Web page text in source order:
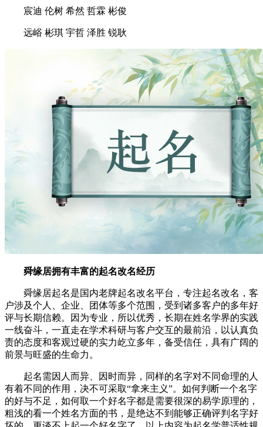
宸迪 伦树 希然 哲霖 彬俊
远峪 彬琪 宇哲 泽胜 锐耿
舜缘居拥有丰富的起名改名经历
舜缘居起名是国内老牌起名改名平台，专注起名改名，客
户涉及个人、企业、团体等多个范围，受到诸多客户的多年好
评与长期信赖。因为专业，所以优秀，长期在姓名学界的实践
一线奋斗，一直走在学术科研与客户交互的最前沿，以认真负
责的态度和客观过硬的实力屹立多年，备受信任，具有广阔的
前景与旺盛的生命力。
起名需因人而异、因时而异，同样的名字对不同命理的人
有着不同的作用，决不可采取“拿来主义”。如何判断一个名字
的好与不足，如何取一个好名字都是需要很深的易学原理的，
粗浅的看一个姓名方面的书，是绝达不到能够正确评判名字好